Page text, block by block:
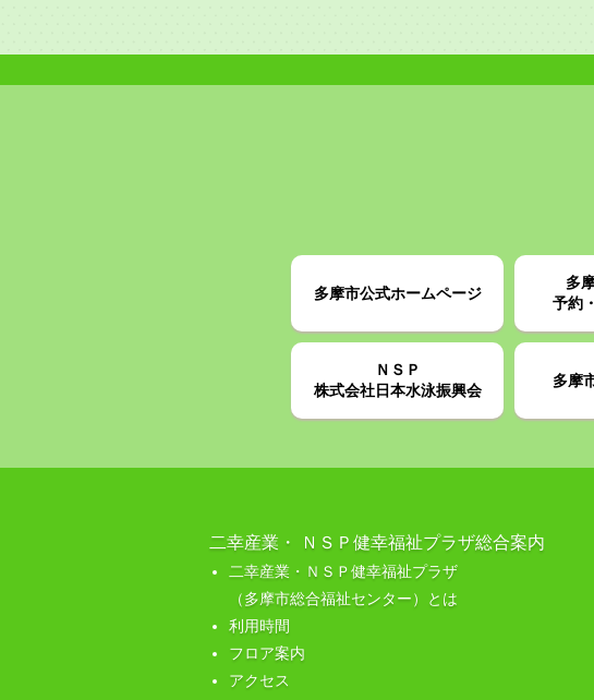
多摩市公式ホームページ
多
予約
ＮＳＰ
株式会社日本水泳振興会
多摩
二幸産業・ ＮＳＰ健幸福祉プラザ総合案内
二幸産業・ＮＳＰ健幸福祉プラザ
（多摩市総合福祉センター）とは
利用時間
フロア案内
アクセス